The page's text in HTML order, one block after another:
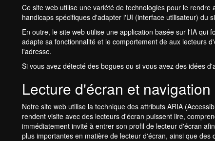
Ce site web utilise une variété de technologies pour le
handicaps spécifiques d'adapter l'UI (interface utilisateur) du
En outre, le site web utilise une application basée sur l'IA
adapte sa fonctionnalité et le comportement de aux lecteurs
l'adresse.
Si vous avez détecté des bogues ou si vous avez des idées
Lecture d'écran et
Notre site web utilise la technique des attributs ARIA
rendent visite avec des lecteurs d'écran puissent lire,
immédiatement invité à entrer son profil de lecteur d'écran
plus importantes en matière de lecteur d'écran, ainsi que